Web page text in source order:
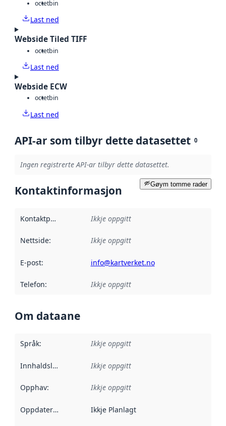
octetbin
Last ned
Webside Tiled TIFF
octetbin
Last ned
Webside ECW
octetbin
Last ned
API-ar som tilbyr dette datasettet 0
Ingen registrerte API-ar tilbyr dette datasettet.
Gøym tomme rader
Kontaktinformasjon
Kontaktpunkt Ikkje oppgitt
Nettside: Ikkje oppgitt
E-post: info@kartverket.no
Telefon: Ikkje oppgitt
Om dataane
Språk: Ikkje oppgitt
Innhaldsleverandørar :
Ikkje oppgitt
Opphav: Ikkje oppgitt
Oppdateringsfrekvens :
Ikkje Planlagt